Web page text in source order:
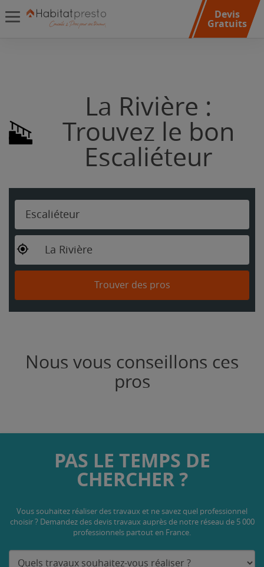
Devis
Gratuits
La Rivière :
Trouvez le bon
Escaliéteur
Escaliéteur
La Rivière
Trouver des pros
Nous vous conseillons ces
pros
PAS LE TEMPS DE
CHERCHER ?
Vous souhaitez réaliser des travaux et ne savez quel professionnel
choisir ? Demandez des devis travaux auprès de notre réseau de 5 000
professionnels partout en France.